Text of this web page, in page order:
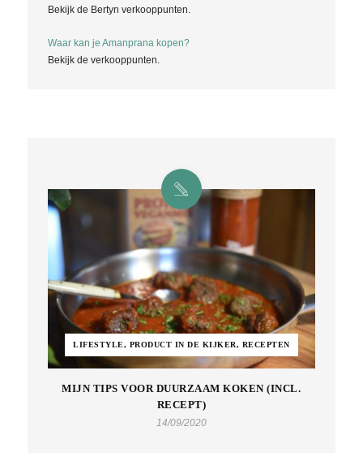
Bekijk de Bertyn verkooppunten.
Waar kan je Amanprana kopen?
Bekijk de verkooppunten.
LIFESTYLE, PRODUCT IN DE KIJKER, RECEPTEN
MIJN TIPS VOOR DUURZAAM KOKEN (INCL.
RECEPT)
14/09/2020